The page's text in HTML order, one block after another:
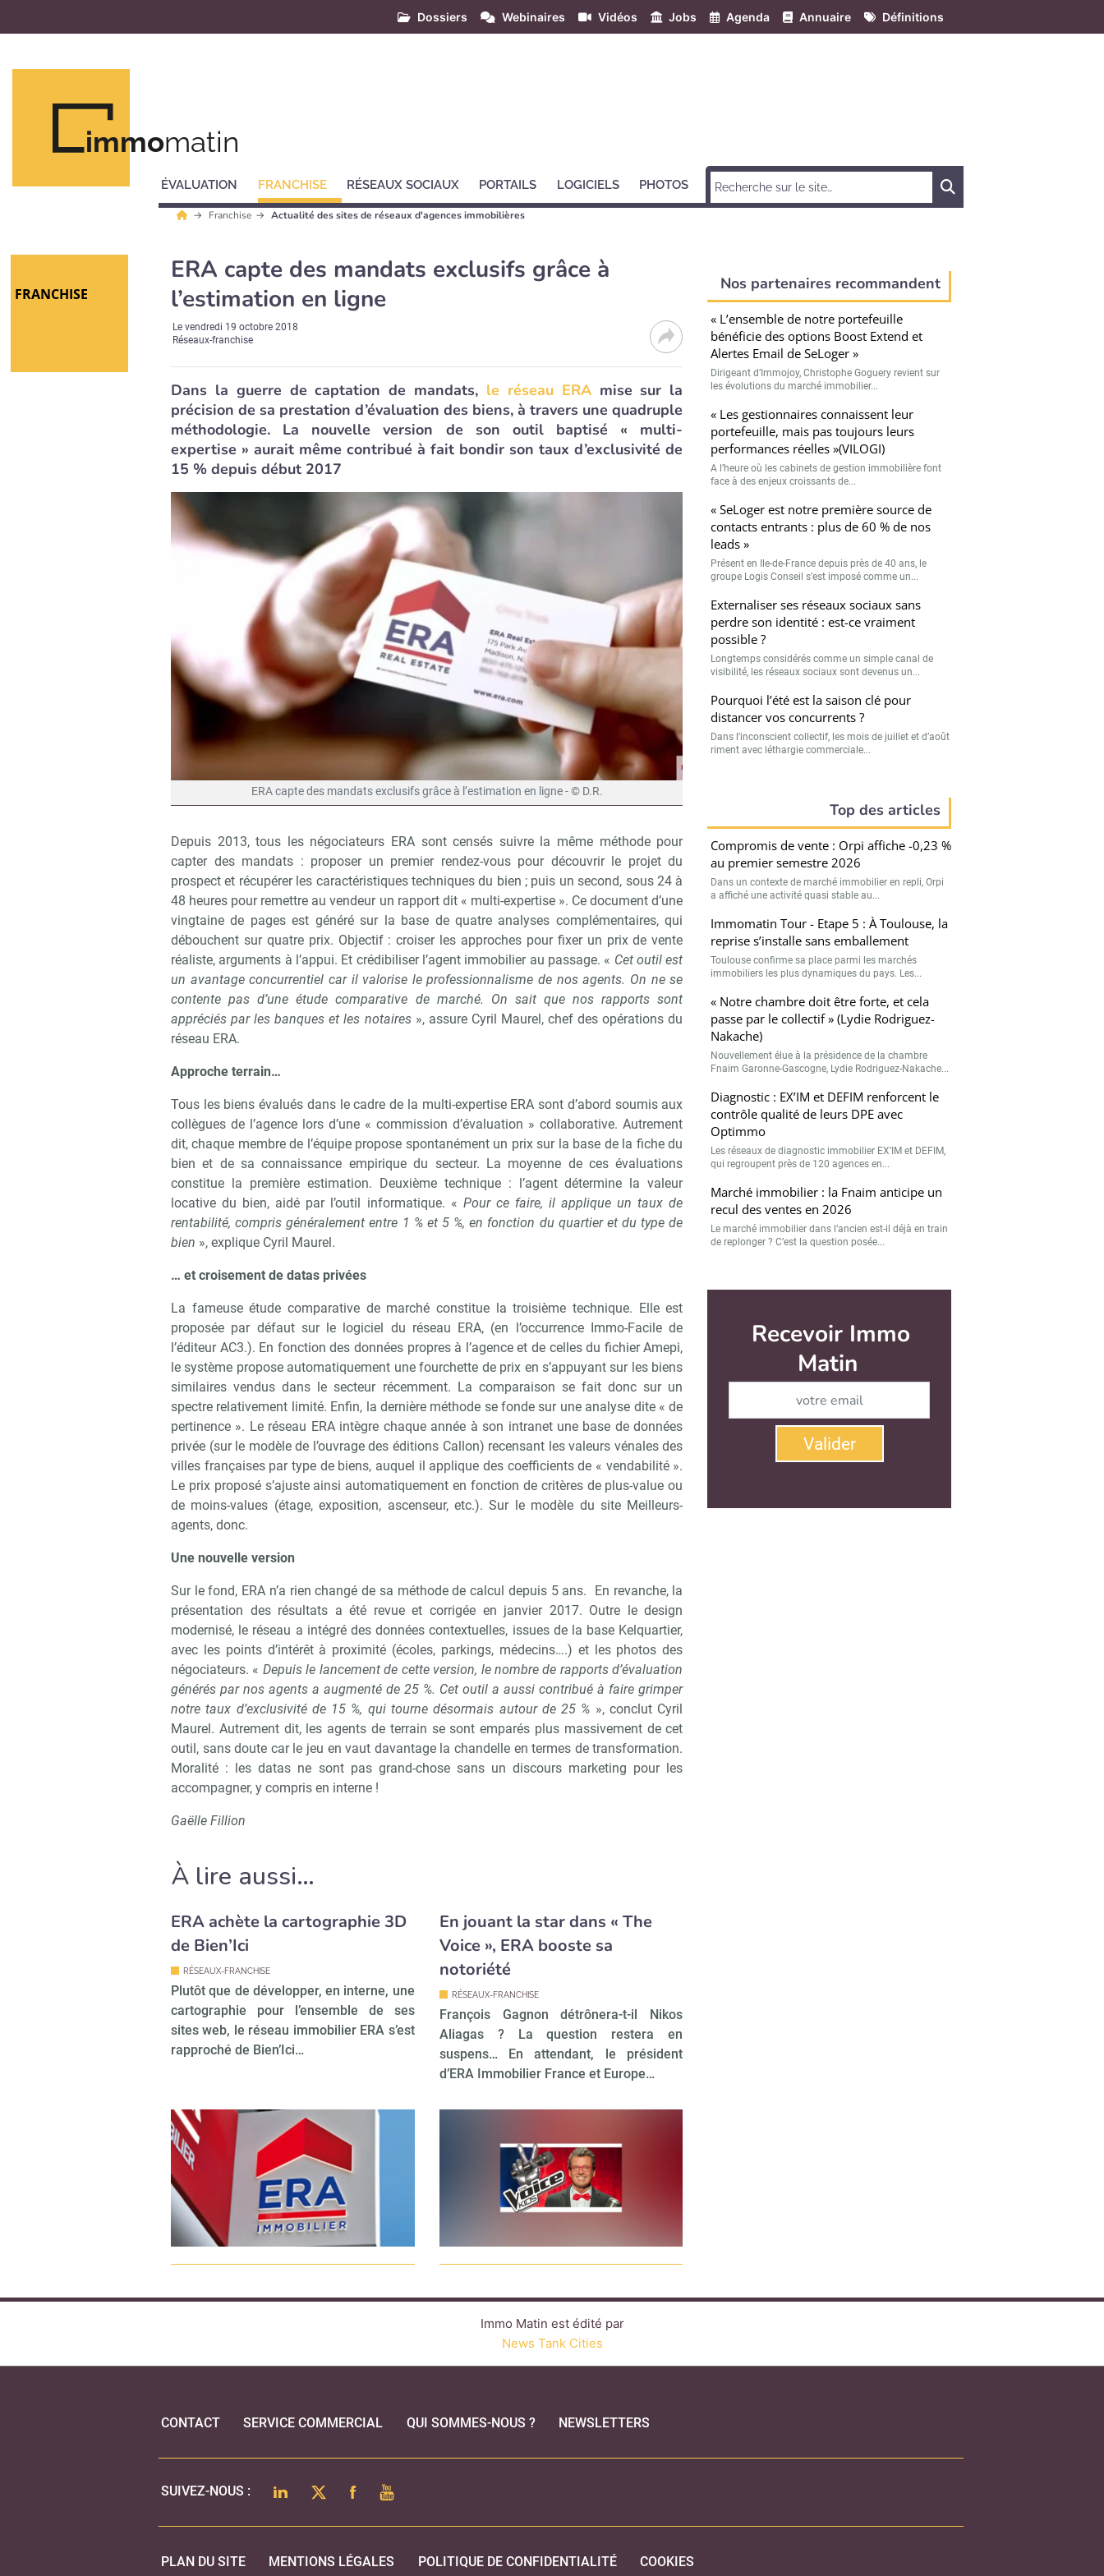
Dossiers Webinaires Vidéos Jobs Agenda Annuaire Définitions
immomatin
ÉVALUATION FRANCHISE RÉSEAUX SOCIAUX PORTAILS LOGICIELS PHOTOS
Franchise Actualité des sites de réseaux d'agences immobilières
FRANCHISE
ERA capte des mandats exclusifs grâce à
l’estimation en ligne
Levendredi 19 octobre 2018
Réseaux-franchise
Dans la guerre de captation de mandats, le réseau ERAmise sur la
précision de sa prestation d’évaluation des biens, à travers une quadruple
méthodologie. La nouvelle version de son outil baptisé « multi-
expertise » aurait même contribué à fait bondir son taux d’exclusivité de
15 % depuis début 2017
ERA capte des mandats exclusifs grâce à l’estimation en ligne - © D.R.
Depuis 2013, tous les négociateurs ERA sont censés suivre la même méthode pour
capter des mandats : proposer un premier rendez-vous pour découvrir le projet du
prospect et récupérer les caractéristiques techniques du bien ; puis un second, sous 24 à
48 heures pour remettre au vendeur un rapport dit « multi-expertise ». Ce document d’une
vingtaine de pages est généré sur la base de quatre analyses complémentaires, qui
débouchent sur quatre prix. Objectif : croiser les approches pour fixer un prix de vente
réaliste, arguments à l’appui. Et crédibiliser l’agent immobilier au passage. « Cet outil est
un avantage concurrentiel car il valorise le professionnalisme de nos agents. On ne se
contente pas d’une étude comparative de marché. On sait que nos rapports sont
appréciés par les banques et les notaires», assure Cyril Maurel, chef des opérations du
réseau ERA.
Approche terrain…
Tous les biens évalués dans le cadre de la multi-expertise ERA sont d’abord soumis aux
collègues de l’agence lors d’une « commission d’évaluation » collaborative. Autrement
dit, chaque membre de l’équipe propose spontanément un prix sur la base de la fiche du
bien et de sa connaissance empirique du secteur. La moyenne de ces évaluations
constitue la première estimation. Deuxième technique : l’agent détermine la valeur
locative du bien, aidé par l’outil informatique. « Pour ce faire, il applique un taux de
rentabilité, compris généralement entre 1 % et 5 %, en fonction du quartier et du type de
bien », explique Cyril Maurel.
… et croisement de datas privées
La fameuse étude comparative de marché constitue la troisième technique. Elle est
proposée par défaut sur le logiciel du réseau ERA, (en l’occurrence Immo-Facile de
l’éditeur AC3.). En fonction des données propres à l’agence et de celles du fichier Amepi,
le système propose automatiquement une fourchette de prix en s’appuyant sur les biens
similaires vendus dans le secteur récemment. La comparaison se fait donc sur un
spectre relativement limité. Enfin, la dernière méthode se fonde sur une analyse dite « de
pertinence ». Le réseau ERA intègre chaque année à son intranet une base de données
privée (sur le modèle de l’ouvrage des éditions Callon) recensant les valeurs vénales des
villes françaises par type de biens, auquel il applique des coefficients de « vendabilité ».
Le prix proposé s’ajuste ainsi automatiquement en fonction de critères de plus-value ou
de moins-values (étage, exposition, ascenseur, etc.). Sur le modèle du site Meilleurs-
agents, donc.
Une nouvelle version
Sur le fond, ERA n’a rien changé de sa méthode de calcul depuis 5 ans. En revanche, la
présentation des résultats a été revue et corrigée en janvier 2017. Outre le design
modernisé, le réseau a intégré des données contextuelles, issues de la base Kelquartier,
avec les points d’intérêt à proximité (écoles, parkings, médecins….) et les photos des
négociateurs. « Depuis le lancement de cette version, le nombre de rapports d’évaluation
générés par nos agents a augmenté de 25 %. Cet outil a aussi contribué à faire grimper
notre taux d’exclusivité de 15 %, qui tourne désormais autour de 25 % », conclut Cyril
Maurel. Autrement dit, les agents de terrain se sont emparés plus massivement de cet
outil, sans doute car le jeu en vaut davantage la chandelle en termes de transformation.
Moralité : les datas ne sont pas grand-chose sans un discours marketing pour les
accompagner, y compris en interne !
Gaëlle Fillion
À lire aussi…
ERA achète la cartographie 3D
de Bien’Ici
RÉSEAUX-FRANCHISE
Plutôt que de développer, en interne, une
cartographie pour l’ensemble de ses
sites web, le réseau immobilier ERA s’est
rapproché de Bien’Ici…
En jouant la star dans « The
Voice », ERA booste sa
notoriété
RÉSEAUX-FRANCHISE
François Gagnon détrônera-t-il Nikos
Aliagas ? La question restera en
suspens… En attendant, le président
d’ERA Immobilier France et Europe…
Nos partenaires recommandent
« L’ensemble de notre portefeuille
bénéficie des options Boost Extend et
Alertes Email de SeLoger »
Dirigeant d’Immojoy, Christophe Goguery revient sur
les évolutions du marché immobilier...
« Les gestionnaires connaissent leur
portefeuille, mais pas toujours leurs
performances réelles »(VILOGI)
A l’heure où les cabinets de gestion immobilière font
face à des enjeux croissants de...
« SeLoger est notre première source de
contacts entrants : plus de 60 % de nos
leads »
Présent en Ile-de-France depuis près de 40 ans, le
groupe Logis Conseil s’est imposé comme un...
Externaliser ses réseaux sociaux sans
perdre son identité : est-ce vraiment
possible ?
Longtemps considérés comme un simple canal de
visibilité, les réseaux sociaux sont devenus un...
Pourquoi l’été est la saison clé pour
distancer vos concurrents ?
Dans l’inconscient collectif, les mois de juillet et d’août
riment avec léthargie commerciale...
Top des articles
Compromis de vente : Orpi affiche -0,23 %
au premier semestre 2026
Dans un contexte de marché immobilier en repli, Orpi
a affiché une activité quasi stable au...
Immomatin Tour - Etape 5 : À Toulouse, la
reprise s’installe sans emballement
Toulouse confirme sa place parmi les marchés
immobiliers les plus dynamiques du pays. Les...
« Notre chambre doit être forte, et cela
passe par le collectif » (Lydie Rodriguez-
Nakache)
Nouvellement élue à la présidence de la chambre
Fnaim Garonne-Gascogne, Lydie Rodriguez-Nakache...
Diagnostic : EX’IM et DEFIM renforcent le
contrôle qualité de leurs DPE avec
Optimmo
Les réseaux de diagnostic immobilier EX’IM et DEFIM,
qui regroupent près de 120 agences en...
Marché immobilier : la Fnaim anticipe un
recul des ventes en 2026
Le marché immobilier dans l’ancien est-il déjà en train
de replonger ? C’est la question posée...
Recevoir Immo Matin Abonnez-vous à notre newsletter
Non merci, je reçois déjà ! Je déciderai plus tard
Immo Matin est édité par
News Tank Cities
CONTACT SERVICE COMMERCIAL QUI SOMMES-NOUS ? NEWSLETTERS
SUIVEZ-NOUS : LINKEDINTWITTERFACEBOOK
YOUTUBE
PLAN DU SITE MENTIONS LÉGALES POLITIQUE DE CONFIDENTIALITÉ COOKIES